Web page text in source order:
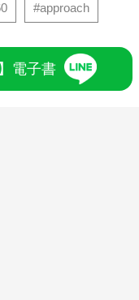
#approach
電子書